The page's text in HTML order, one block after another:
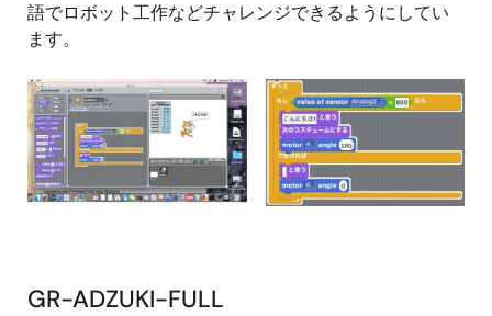
語でロボット工作などチャレンジできるようにしてい
ます。
GR-ADZUKI-FULL